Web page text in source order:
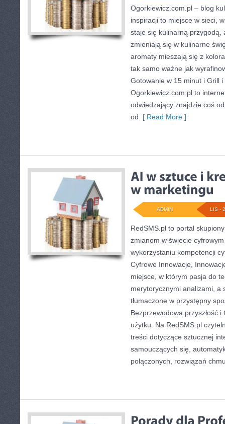
Ogorkiewicz.com.pl – blog
inspiracji to miejsce w sieci,
staje się kulinarną przygodą,
zmieniają się w kulinarne
aromaty mieszają się z
tak samo ważne jak
Gotowanie w 15 minut i Grill
Ogorkiewicz.com.pl to
odwiedzający znajdzie coś
od [ Read More ]
LIS -
ADMIN
RedSMS.pl to portal
zmianom w świecie
wykorzystaniu kompetencji
Cyfrowe Innowacje,
miejsce, w którym pasja do
merytorycznymi analizami, a
tłumaczone w przystępny
Bezprzewodowa przyszłość
użytku. Na RedSMS.pl
treści dotyczące sztucznej
samouczących się,
połączonych, rozwiązań